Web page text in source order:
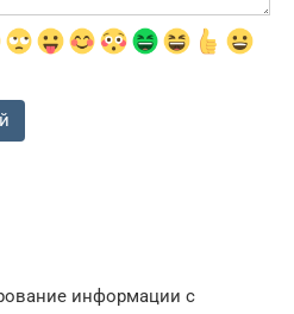
информации с